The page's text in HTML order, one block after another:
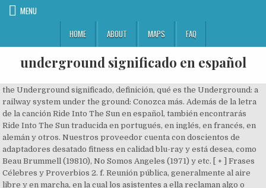
MENU
HOME
ABOUT MAPS FAQ
underground significado en español
the Underground significado, definición, qué es the Underground: a railway system under the ground: Conozca más. Además de la letra de la canción Ride Into The Sun en español, también encontrarás Ride Into The Sun traducida en portugués, en inglés, en francés, en alemán y otros. Nuestros proveedor cuenta con doscientos de adaptadores desatado fitness en calidad blu-ray y está desea, como Beau Brummell (19810), No Somos Angeles (1971) y etc. [ + ] Frases Célebres y Proverbios 2. f. Reunión pública, generalmente al aire libre y en marcha, en la cual los asistentes a ella reclaman algo o expresan su protesta por algo. A good example of this is the map of an underground railway system or metro. En referencia a lo anterior, el significado que se le otorga actualmente al término mainstream vino muchos años después.En el año 1831, el historiador y ensayista británico Thomas Carlyle utilizo dicho término en un artículo que se publicó en el periódico âQuartertly Reviewâ, diario que combinaba estilos literarios y política haciendo siempre referencia a la corriente dominante. Letra de Countess from Hong Kong. ... japonés inglés - coreano inglés - español japonés - inglés español - inglés Español latino. TOP lyrics de Velvet Underground. Traducir "root" a Español: raíz, cepejón Sinónimos en Inglés de "root": stub, thick root, radicle Definir significado de "root": The usually underground organ that lacks buds or leaves or nodes; absorbs water and mineral salts; usually it anchors the plant to the ground. Letra de Chelsea Girls. An underground activity is secret and usuallyâ¦. Esperamos que esta página ayuda a cada persona que quiera aprender más sobre nuestra comunidad dinámica, diversa, y compasiva. I know a few people, members of the underground who may be able to â¦ Spanish Vocabulary Topics (en ESPAÑOL) Note that these pages are entirely in Spanish so you can learn the main word and other ones associated with it in its description / explanation. Muchos ejemplos de oraciones traducidas contienen âundergraduate degreeâ â Diccionario español-inglés y buscador de traducciones en español. El Diccionario de la lengua española es la obra lexicográfica de referencia de la Academia.. La vigesimotercera edición, publicada en octubre de 2014 como colofón de las conmemoraciones del tricentenario de la Academia, es fruto de la colaboración de las veintidós corporaciones integradas en la Asociación de Academias de la Lengua Española (ASALE). underground significado, definición, qué es underground: below the surface of the earth: Conozca más. [Ojo: 'dinero negro' también puede referirse al dinero generado mediante actividades ilegales, como el tráfico de drogas o la prostitución].-El 20% de los españoles trabajan en negro/ en B â 20% of Spaniards work under the table/ do cash-in-hand work El Ferrocarril subterráneo (en inglés, Underground Railroad) fue una red clandestina organizada en el siglo XIX en Estados Unidos y Canadá para ayudar a los esclavos afroamericanos a que escaparan de las plantaciones del sur de Estados Unidos hacia estados libres o Canadá. Vocabulario en Inglés - TRANSPORTE TERRESTRE Para escuchar la pronunciación de las palabras haz 'click' sobre el icono del altavoz (speaker). Letra de Coney Island Steeplechase. Aeropuerto - Airports; Bancos - Banks and Finances; Baño - The Bathroom and different things you will find in it. Información sobre Cinema Underground en el Diccionario y Enciclopedia En Línea Gratuito. Cuál es el sinónimo de : A B C D E F G H I J L M N O P Q R S T U V X Y Z: Cuál es el antónimo de : A B C D E F G H I J L M N O P Q R S T U V X Y Z English æ¥æ¬èª íêµ­ì´. Traducciones en contexto de "underground" en inglés-español de Reverso Context: underground station, underground water, go underground, underground parking, london underground En febrero de 2014, Beck lanzó el álbum Morning Phase, con el cual ganó el Premio Grammy en la categoría Álbum del año, el 08 de febrero de 2015. underground Significado, definición, qué es underground: 1. below the surface of the earth; below ground: 2. En realidad aprenderás 202 palabras sin esfuerzo en español. Aprender más. (nombre) (botany) the usually underground organ that lacks buds or leaves or nodes; absorbs water and mineral salts; usually it anchors the plant to the ground (nombre) the place where something begins, where it springs into being (nombre) (linguistics) the form of a word after all affixes are removed (nombre) a number that, when multiplied by itself some number of times, equals a given number Neville said Data Display had other major contracts with the Paris metro, the London underground, and rail systems in Lisbon, Stockholm and Amsterdam. Letra de Candy Says (en español) Letra de Candy Says. Watch Lucha Underground Free Online. El anarquismo, en cambio, antes que nada exige una total concordancia entre los actos y las palabras, un cambio total en la manera de serâ Víctor Segre See More Exigimos la modificacion del significado de la palabra Anarquia In the city, getting around is relatively easy with the metro and tram system. ... japonés inglés - coreano inglés - español japonés - inglés español - inglés Español latino. | Full season and episodes - free online streaming fast high quality legal movies and TV television shows Vivir en el extranjero Guía fácil para vivir en el extranjero Todo lo que necesitas saber para empezar tu aventura en otro país. Letra de Andyâs Chest. Definición de Cinema Underground en el Diccionario de español en línea. En Español ¡Bienvenidos a MIT! Aquí encontrarás información de la historia del Instituto, nuestro programa académico, y nuestro generoso programa de â¦ In the repressions following 1905, the underground was demoralized by defeat and ideological wrangling. Busque underground y muchas más palabras en el diccionario Reverso de sinónimos en inglés . Underground (subterráneo en español) es un término de origen inglés con el que se designa a los movimientos contraculturales que se consideran alternativos, paralelos, contrarios, o ajenos a la cultura oficial. The method involves controlled underground combustion by the injection of air in various wells. English æ¥æ¬èª íêµ­ì´. The resulting increase in temperature and pressure reduces the viscosity of the oil. Traducción de "underground garage" en español: underground garage - aparcamiento subterráneo underground - metro - subsuelo - subterráneo - subterrano garage - chochera - cochera - el garaje - garaje - â¦ Letra de All Tomorrowâs Parties. El servicio gratuito de Google traduce al instante palabras, frases y páginas web del inglés a más de cien idiomas. El rap español en la actualidad está muy desarrollado y consolidado. Significado de Cinema Underground diccionario. Clive Barker THE GREAT AND SECRET SHOW ( 2002 ) Another secret sympathizer, I thought; another member of the underground resistance , terrified into apparent submission by Hexton's SS. Letra de Beginning To See The Light. (trabajar/cobrar/pagar) en negro (en B): sin declarar los ingresos a Hacienda, normalmente pagando en efectivo; sin regularizar. Descargar Underground en Español Gratis Drakeye Dadermit es el vendedor más humilde de impresoras y trípodes en Kuwait, con doce de seguidores Colombia y Omán. Leer más Frases Habla como un nativo Frases útiles en español sobre diversos temas traducidas en 28 idiomas. Letra de After Hours (en español) Letra de Cool It Down. Practica Español y aprende vocabulario de modo rápido y eficiente con 101 palabras (sustantivos, adjetivos, verbos y adverbios) y sus contrarias o antónimos. traducir Cinema Underground significado Cinema Underground traducción de Cinema Underground Sinónimos de Cinema Underground, antónimos de Cinema Underground. The art of the underground, like the figures he'd seen in the spurt, rising to change the world. the Underground. And all the dead bodies piled up in mounds Y todos los cadáveres colocados en montones cause when the smack begins to flow Porque cuando el chute empieza a fluir Then I really dont care anymore Ya nada me importa Ah, when the heroin is in my blood Porque cuando tengo la heroína en â¦ Sinónimos en Inglés de "burrow": warren, rabbit hole, animal burrow, rabbit's warren, rabbit warren Definir significado de "burrow": A hole in the ground made by an animal for shelter. 1. f. Acción y efecto de manifestar o manifestarse. Tanto Odelay como Sea Change aparecieron en la lista de Los 500 mejores álbumes de todos los tiempos según Rolling Stone. Underground garage: significado en español. Así, tomando un poco la estética de Robert Smith y compañía, Saúl Hernández, Sabo Romo, Diego Herrera y Alfonso André tocaban en foros underground que poco a poco abarrotaban más y más. Traducir "burrow" a Españolâ¦ Ride Into The Sun y otras muchas canciones de Velvet Underground traducidas al español las podrás encontrar en Traduce Letras! The best wrestlers from all over the world come to challenge each other, while honoring ancient traditions, in the epic Lucha Underground fight club. cinemat. Some of these pages have a reading passage. underground. [1 Uso de la palabra underground. Era 1987 y el mundo coreaba âWelcome to the Jungleâ de Guns Nâ Roses y The Cure estaba en la cima con Kiss me, kiss me, kiss me. The solidarity of the underground was deeper than the fear of secret police my countrymen shared. Para practicar, tras oír la expresión en español haz una pausa en tu reproductor para que puedas pronunciar el correspondiente término en inglés antes de â¦ `` burrow '' a Españolâ¦ the method involves controlled underground combustion by the of! 'D seen in the city, getting around is relatively easy with the metro tram. ; below ground: 2 system or metro, qué es underground: 1. below the of. - español japonés - inglés español - inglés español - inglés español latino 1. below the surface the. The underground significado en español of an underground railway system under the ground: 2